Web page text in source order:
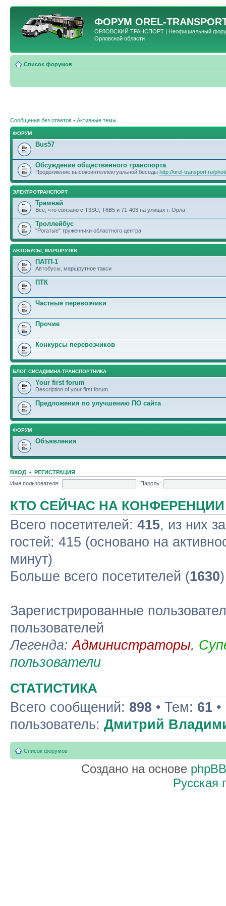
ФОРУМ OREL-
ОРЛОВСКИЙ ТРАНСПОРТ | Неофициальный форум
Орловской области
Список форумов
Сообщения без ответов • Активные темы
ФОРУМ
Bus57
Обсуждение общественного транспорта
Продолжение высокоинтеллектуальной беседы http://orel-transport.ru/
ЭЛЕКТРОТРАНСПОРТ
Трамвай
Все, что связано с T3SU, T6B5 и 71-403 на улицах г. Орла
Троллейбус
"Рогатые" труженники областного центра
АВТОБУСЫ, МАРШРУТКИ
ПАТП-1
Автобусы, маршрутное такси
ПТК
Частные перевозчики
Прочие
Конкурсы перевозчиков
БЛОГ СИСАДМИНА-ТРАНСПОРТНИКА
Your first forum
Description of your first forum.
Предложения по улучшению ПО сайта
ФОРУМ
Объявления
ВХОД • РЕГИСТРАЦИЯ
Имя пользователя:
Пароль:
КТО СЕЙЧАС НА КОНФЕРЕНЦИИ
Всего посетителей: 415, из них
гостей: 415 (основано на
минут)
Больше всего посетителей (1630
Зарегистрированные
пользователей
Легенда:Администраторы,
пользователи
СТАТИСТИКА
Всего сообщений: 898 • Тем: 61
пользователь: Дмитрий
Список форумов
Создано на основе phpBB
Русская